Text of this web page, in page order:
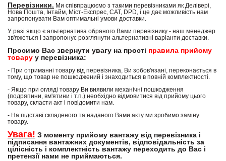
Перевізники. Ми співпрацюємо з такими перевізниками як Делівері,
Нова Пошта, Інтайм, Міст-Експрес, САТ, DPD, і це дає можливість нам
запропонувати Вам оптимальні умови доставки.
У разі якщо є альтернатива обраного Вами перевізнику - наш менеджер
зв'яжеться і запропонує розглянути альтернативні варіанти доставки.
Просимо Вас звернути увагу на прості правила прийому
товару у перевізника:
- При отриманні товару від перевізника, Ви зобов'язані, переконається в
тому, що товар не пошкоджений і знаходиться в повній комплектності.
- Якщо при огляді товару Ви виявили механічні пошкодження
(подряпини, вм'ятини і т.п.) необхідно відмовитися від прийому цього
товару, скласти акт і повідомити нам.
- На підставі складеного та наданого Вами акту ми зробимо заміну
товару.
Увага! З моменту прийому вантажу від перевізника і
підписання вантажних документів, відповідальність за
цілісність і комплектність вантажу переходить до Вас і
претензії нами не приймаються.